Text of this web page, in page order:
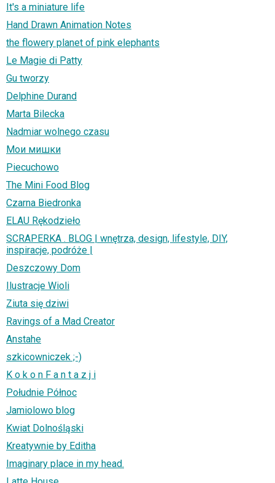
It's a miniature life
Hand Drawn Animation Notes
the flowery planet of pink elephants
Le Magie di Patty
Gu tworzy
Delphine Durand
Marta Bilecka
Nadmiar wolnego czasu
Мои мишки
Piecuchowo
The Mini Food Blog
Czarna Biedronka
ELAU Rękodzieło
SCRAPERKA . BLOG | wnętrza, design, lifestyle, DIY,
inspiracje, podróże |
Deszczowy Dom
Ilustracje Wioli
Ziuta się dziwi
Ravings of a Mad Creator
Anstahe
szkicowniczek ;-)
K o k o n F a n t a z j i
Południe Północ
Jamiolowo blog
Kwiat Dolnośląski
Kreatywnie by Editha
Imaginary place in my head.